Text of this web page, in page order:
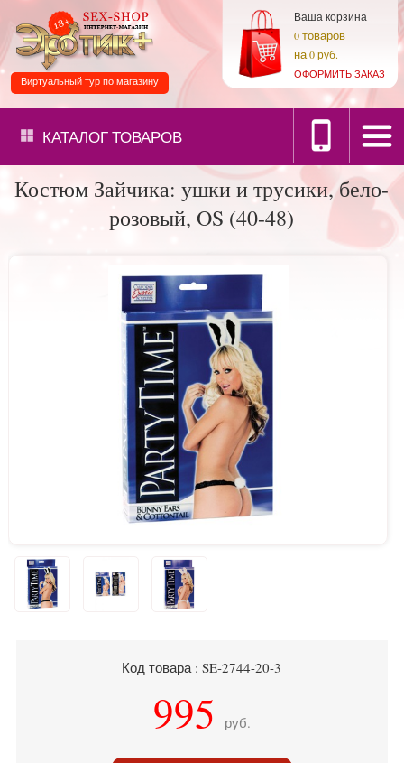
Ваша корзина
0товаров
на0 руб.
ОФОРМИТЬ ЗАКАЗ
Виртуальный тур по магазину
КАТАЛОГТОВАРОВ
Костюм Зайчика: ушки и трусики, бело-
розовый, OS (40-48)
Код товара : SE-2744-20-3
995 руб.